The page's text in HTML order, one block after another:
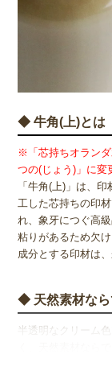
◆ 牛角(上)とは
※「芯持ちオラン
つの(じょう)」に変
「牛角(上)」は、
工した芯持ちの印
れ、象牙につぐ高
粘りがあるため欠
成分とする印材は
◆ 天然素材なら
半透明なクリーム
く、天然素材なら